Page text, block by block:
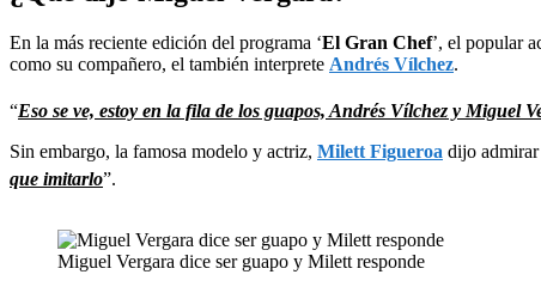
En la más reciente edición del programa ‘El Gran Chef’, el popular
como su compañero, el también interprete Andrés Vílchez.
“Eso se ve, estoy en la fila de los guapos, Andrés Vílchez y Miguel
Sin embargo, la famosa modelo y actriz, Milett Figueroa dijo
que imitarlo”.
Miguel Vergara dice ser guapo y Milett responde